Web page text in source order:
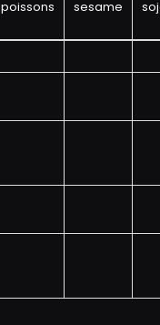
poissons sesame